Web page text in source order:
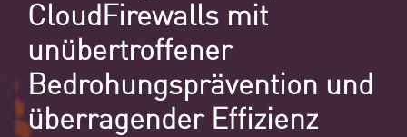
CloudFirewalls mit
unübertroffener
Bedrohungsprävention und
überragender Effizienz